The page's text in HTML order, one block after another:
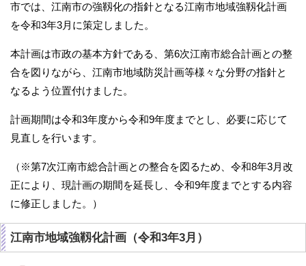
市では、江南市の強靱化の指針となる江南市地域強靱化計画
を令和3年3月に策定しました。
本計画は市政の基本方針である、第6次江南市総合計画との整
合を図りながら、江南市地域防災計画等様々な分野の指針と
なるよう位置付けました。
計画期間は令和3年度から令和9年度までとし、必要に応じて
見直しを行います。
（※第7次江南市総合計画との整合を図るため、令和8年3月改
正により、現計画の期間を延長し、令和9年度までとする内容
に修正しました。）
江南市地域強靱化計画（令和3年3月）